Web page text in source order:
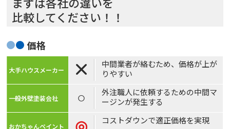
比較してください！！
価格
×
中間業者が絡むため、価格が上が
りやすい
○
外注職人に依頼するための中間マ
ージンが発生する
◎ コストダウンで適正価格を実現